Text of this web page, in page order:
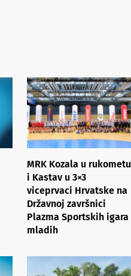
MRK Kozala u rukometu
i Kastav u 3×3
viceprvaci Hrvatske na
Državnoj završnici
Plazma Sportskih igara
mladih